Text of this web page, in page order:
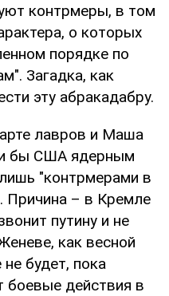
контрмеры, в том
о которых
порядке по
Загадка, как
эту абракадабру.
лавров и Маша
бы США ядерным
"контрмерами в
Причина – в Кремле
путину и не
как весной
будет, пока
боевые действия в